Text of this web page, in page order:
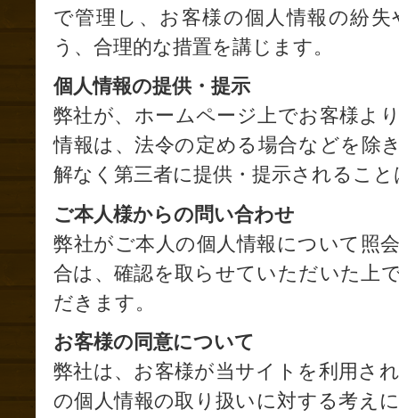
で管理し、お客様の個人情報の紛
う、合理的な措置を講じます。
個人情報の提供・提示
弊社が、ホームページ上でお客様よ
情報は、法令の定める場合などを除
解なく第三者に提供・提示されるこ
ご本人様からの問い合わせ
弊社がご本人の個人情報について照
合は、確認を取らせていただいた上
だきます。
お客様の同意について
弊社は、お客様が当サイトを利用さ
の個人情報の取り扱いに対する考え